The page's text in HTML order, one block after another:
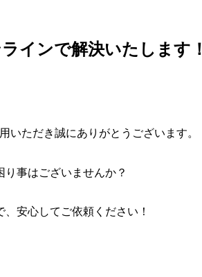
インで解決いたします！
いただき誠にありがとうございます。
事はございませんか？
安心してご依頼ください！